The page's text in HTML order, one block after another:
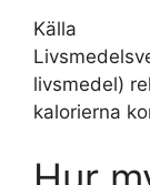
Källa
livsmedel)
kalorierna